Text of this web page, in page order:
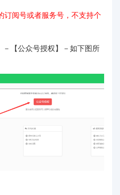
阅号或者服务号，不支持个
－【公众号授权】－如下图所